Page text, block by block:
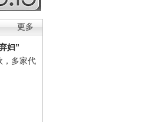
更多
妇”
，多家代